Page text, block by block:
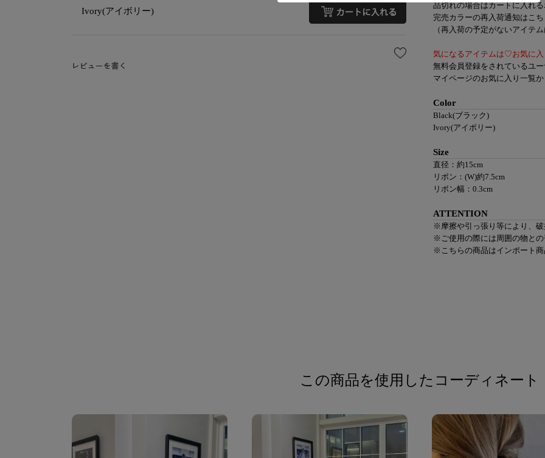
品切れの場合はカートに入れ
完売カラーの再入荷通知はこ
（再入荷の予定がないアイテ
気になるアイテムは♡お気に入
無料会員登録をされているユ
マイページのお気に入り一覧
Color
Black(ブラック)
Ivory(アイボリー)
Size
直径：約15cm
リボン：(W)約7.5cm
リボン幅：0.3cm
ATTENTION
※摩擦や引っ張り等により、
※ご使用の際には周囲の物と
※こちらの商品はインポート
Ivory(アイボリー)
この商品を使用したコーディネート